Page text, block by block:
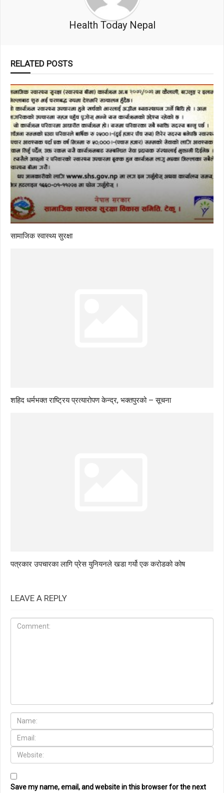
Health Today Nepal
RELATED POSTS
सामाजिक स्वास्थ्य सुरक्षा
शहिद धर्मभक्त राष्ट्रिय प्रत्यारोपण केन्द्र, भक्तपुरको – सूचना
पत्रकार उपचारका लागि प्रेस युनियनले खडा गर्यो एक करोडको कोष
LEAVE A REPLY
Save my name, email, and website in this browser for the next